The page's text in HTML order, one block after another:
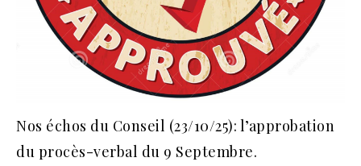
Nos échos du Conseil (23/10/25): l’approbation
du procès-verbal du 9 Septembre.